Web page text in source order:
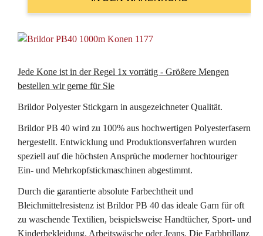
Jede Kone ist in der Regel 1x vorrätig - Größere Mengen
bestellen wir gerne für Sie
Brildor Polyester Stickgarn in ausgezeichneter Qualität.
Brildor PB 40 wird zu 100% aus hochwertigen Polyesterfasern
hergestellt. Entwicklung und Produktionsverfahren wurden
speziell auf die höchsten Ansprüche moderner hochtouriger
Ein- und Mehrkopfstickmaschinen abgestimmt.
Durch die garantierte absolute Farbechtheit und
Bleichmittelresistenz ist Brildor PB 40 das ideale Garn für oft
zu waschende Textilien, beispielsweise Handtücher, Sport- und
Kinderbekleidung, Arbeitswäsche oder Jeans. Die Farbbrillanz